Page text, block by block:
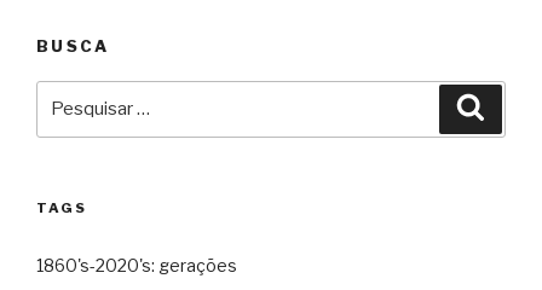
BUSCA
TAGS
1860's-2020's: gerações